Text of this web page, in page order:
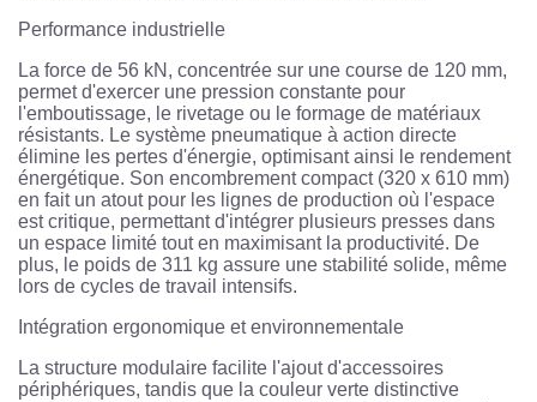
Performance industrielle
La force de 56 kN, concentrée sur une course de 120 mm,
permet d'exercer une pression constante pour
l'emboutissage, le rivetage ou le formage de matériaux
résistants. Le système pneumatique à action directe
élimine les pertes d'énergie, optimisant ainsi le rendement
énergétique. Son encombrement compact (320 x 610 mm)
en fait un atout pour les lignes de production où l'espace
est critique, permettant d'intégrer plusieurs presses dans
un espace limité tout en maximisant la productivité. De
plus, le poids de 311 kg assure une stabilité solide, même
lors de cycles de travail intensifs.
Intégration ergonomique et environnementale
La structure modulaire facilite l'ajout d'accessoires
périphériques, tandis que la couleur verte distinctive